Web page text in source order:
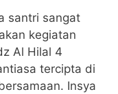
santri sangat
kegiatan
Al Hilal 4
tercipta di
Insya